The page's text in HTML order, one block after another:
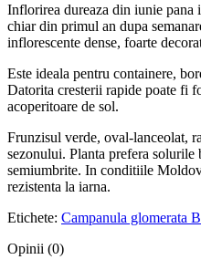
Inflorirea dureaza din iunie pana
chiar din primul an dupa
inflorescente dense, foarte
Este ideala pentru containere,
Datorita cresterii rapide poate fi
acoperitoare de sol.
Frunzisul verde, oval-lanceolat,
sezonului. Planta prefera solurile
semiumbrite. In conditiile
rezistenta la iarna.
Etichete: Campanula glomerata
Opinii (0)